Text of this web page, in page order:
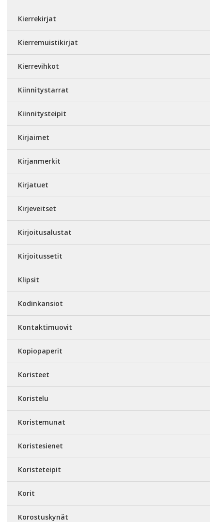
Kierrekirjat
Kierremuistikirjat
Kierrevihkot
Kiinnitystarrat
Kiinnitysteipit
Kirjaimet
Kirjanmerkit
Kirjatuet
Kirjeveitset
Kirjoitusalustat
Kirjoitussetit
Klipsit
Kodinkansiot
Kontaktimuovit
Kopiopaperit
Koristeet
Koristelu
Koristemunat
Koristesienet
Koristeteipit
Korit
Korostuskynät